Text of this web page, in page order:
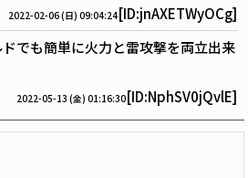
2022-02-06 (日) 09:04:24[ID:jnAXETWyOCg]
でも簡単に火力と雷攻撃を両立出来
2022-05-13 (金) 01:16:30[ID:NphSV0jQvlE]